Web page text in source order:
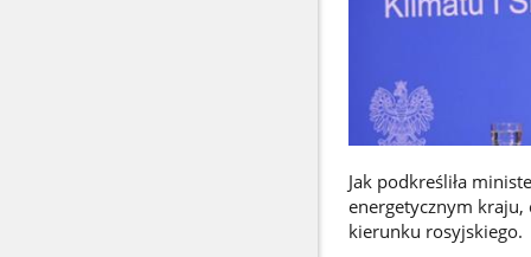
Jak podkreśliła
energetycznym kraju,
kierunku rosyjskiego.